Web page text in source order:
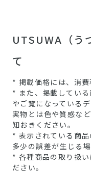
UTSUWA（う
て
* 掲載価格には、消費
* また、掲載してい
やご覧になっている
実物とは色や質感な
知おきください。
* 表示されている商
多少の誤差が生じる
* 各種商品の取り扱い
ださい。